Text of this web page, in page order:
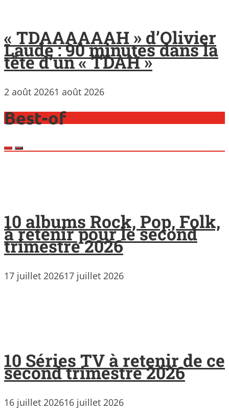
« TDAAAAAAH » d’Olivier
Laude : 90 minutes dans la
tête d’un « TDAH »
2 août 20261 août 2026
Best-of
10 albums Rock, Pop, Folk,
à retenir pour le second
trimestre 2026
17 juillet 202617 juillet 2026
10 Séries TV à retenir de ce
second trimestre 2026
16 juillet 202616 juillet 2026